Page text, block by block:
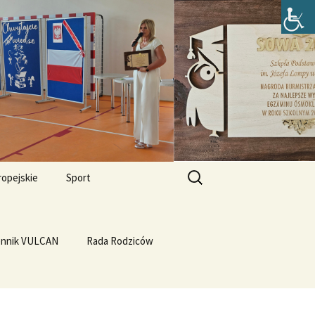
Lompy w
Linux
Sport
WF z Klasą
VULCAN Rada Rodziców
Szukaj: